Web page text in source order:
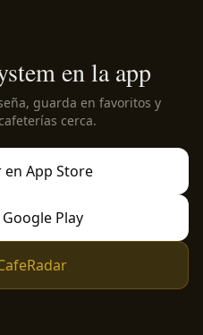
en la app
guarda en favoritos y
cerca.
en App Store
Play